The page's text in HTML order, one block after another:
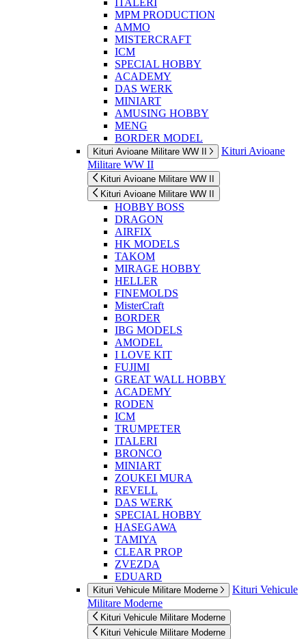
ITALERI
MPM PRODUCTION
AMMO
MISTERCRAFT
ICM
SPECIAL HOBBY
ACADEMY
DAS WERK
MINIART
AMUSING HOBBY
MENG
BORDER MODEL
Kituri Avioane Militare WW II
Kituri Avioane
Militare WW II
Kituri Avioane Militare WW II
Kituri Avioane Militare WW II
HOBBY BOSS
DRAGON
AIRFIX
HK MODELS
TAKOM
MIRAGE HOBBY
HELLER
FINEMOLDS
MisterCraft
BORDER
IBG MODELS
AMODEL
I LOVE KIT
FUJIMI
GREAT WALL HOBBY
ACADEMY
RODEN
ICM
TRUMPETER
ITALERI
BRONCO
MINIART
ZOUKEI MURA
REVELL
DAS WERK
SPECIAL HOBBY
HASEGAWA
TAMIYA
CLEAR PROP
ZVEZDA
EDUARD
Kituri Vehicule Militare Moderne
Kituri Vehicule
Militare Moderne
Kituri Vehicule Militare Moderne
Kituri Vehicule Militare Moderne